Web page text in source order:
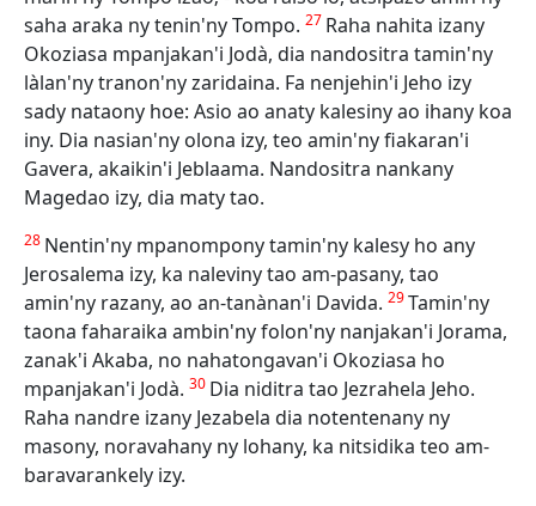
saha araka ny tenin'ny Tompo. 27 Raha nahita izany
Okoziasa mpanjakan'i Jodà, dia nandositra tamin'ny
làlan'ny tranon'ny zaridaina. Fa nenjehin'i Jeho izy
sady nataony hoe: Asio ao anaty kalesiny ao ihany koa
iny. Dia nasian'ny olona izy, teo amin'ny fiakaran'i
Gavera, akaikin'i Jeblaama. Nandositra nankany
Magedao izy, dia maty tao.
28 Nentin'ny mpanompony tamin'ny kalesy ho any
Jerosalema izy, ka naleviny tao am-pasany, tao
amin'ny razany, ao an-tanànan'i Davida. 29Tamin'ny
taona faharaika ambin'ny folon'ny nanjakan'i Jorama,
zanak'i Akaba, no nahatongavan'i Okoziasa ho
mpanjakan'i Jodà. 30 Dia niditra tao Jezrahela Jeho.
Raha nandre izany Jezabela dia notentenany ny
masony, noravahany ny lohany, ka nitsidika teo am-
baravarankely izy.